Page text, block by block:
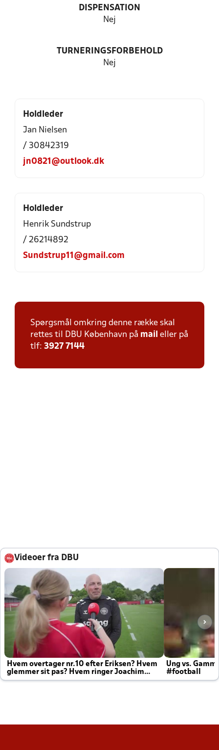
DISPENSATION
Nej
TURNERINGSFORBEHOLD
Nej
Holdleder
Jan Nielsen
/ 30842319
jn0821@outlook.dk
Holdleder
Henrik Sundstrup
/ 26214892
Sundstrup11@gmail.com
Spørgsmål omkring denne række skal
rettes til DBU København på mail eller på
tlf: 3927 7144
Videoer fra DBU
Hvem overtager nr.10 efter Eriksen? Hvem
glemmer sit pas? Hvem ringer Joachim
altid til efter kampe?
Ung vs.
#football